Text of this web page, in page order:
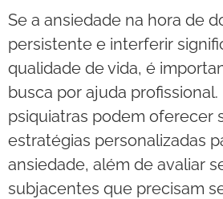
Se a ansiedade na hora de
persistente e interferir
qualidade de vida, é
busca por ajuda
psiquiatras podem oferecer
estratégias personalizadas
ansiedade, além de avaliar
subjacentes que precisam